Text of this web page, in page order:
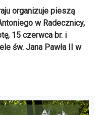
organizuje pieszą
w Radecznicy,
15 czerwca br. i
św. Jana Pawła II w